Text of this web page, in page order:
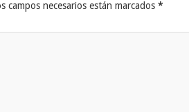
campos necesarios están marcados *